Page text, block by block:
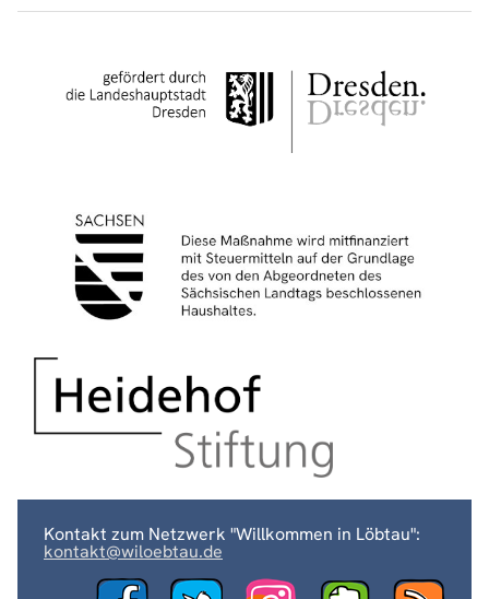
Kontakt zum Netzwerk "Willkommen in Löbtau":
kontakt@wiloebtau.de